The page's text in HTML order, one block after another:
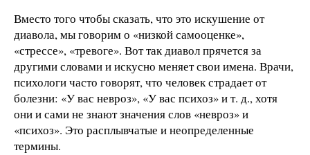
Вместо того чтобы сказать, что это искушение от
диавола, мы говорим о «низкой самооценке»,
«стрессе», «тревоге». Вот так диавол прячется за
другими словами и искусно меняет свои имена. Врачи,
психологи часто говорят, что человек страдает от
болезни: «У вас невроз», «У вас психоз» и т. д., хотя
они и сами не знают значения слов «невроз» и
«психоз». Это расплывчатые и неопределенные
термины.